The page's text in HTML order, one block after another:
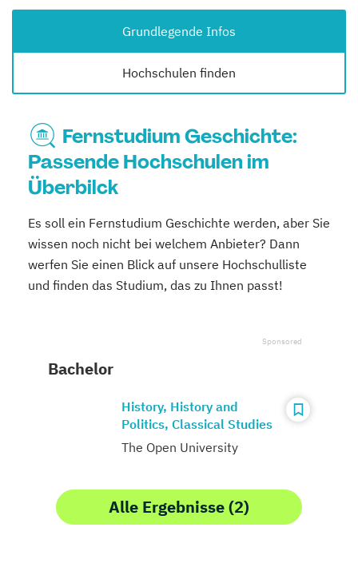
Grundlegende Infos
Hochschulen finden
Fernstudium Geschichte:
Passende Hochschulen im
Überbilck
Es soll ein Fernstudium Geschichte werden, aber Sie
wissen noch nicht bei welchem Anbieter? Dann
werfen Sie einen Blick auf unsere Hochschulliste
und finden das Studium, das zu Ihnen passt!
Bachelor
History, History and
Politics, Classical Studies
The Open University
Alle Ergebnisse (2)